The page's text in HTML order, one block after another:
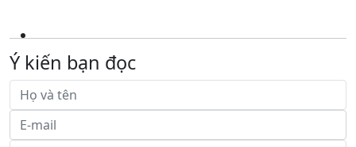
Ý kiến bạn đọc